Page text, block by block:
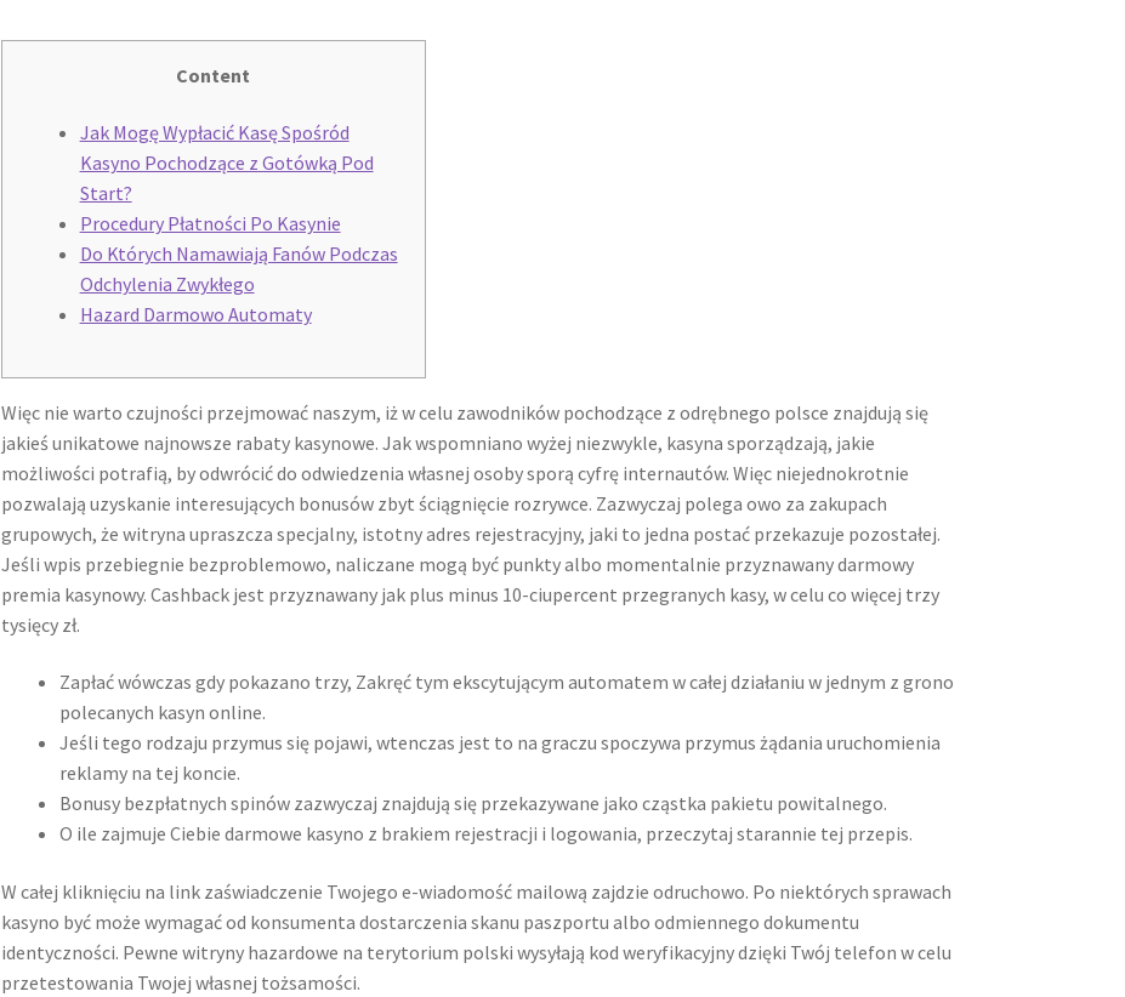
Content
Jak Mogę Wypłacić Kasę Spośród
Kasyno Pochodzące z Gotówką Pod
Start?
Procedury Płatności Po Kasynie
Do Których Namawiają Fanów Podczas
Odchylenia Zwykłego
Hazard Darmowo Automaty
Więc nie warto czujności przejmować naszym, iż w celu zawodników pochodzące z odrębnego polsce znajdują się
jakieś unikatowe najnowsze rabaty kasynowe. Jak wspomniano wyżej niezwykle, kasyna sporządzają, jakie
możliwości potrafią, by odwrócić do odwiedzenia własnej osoby sporą cyfrę internautów. Więc niejednokrotnie
pozwalają uzyskanie interesujących bonusów zbyt ściągnięcie rozrywce. Zazwyczaj polega owo za zakupach
grupowych, że witryna upraszcza specjalny, istotny adres rejestracyjny, jaki to jedna postać przekazuje pozostałej.
Jeśli wpis przebiegnie bezproblemowo, naliczane mogą być punkty albo momentalnie przyznawany darmowy
premia kasynowy. Cashback jest przyznawany jak plus minus 10-ciupercent przegranych kasy, w celu co więcej trzy
tysięcy zł.
Zapłać wówczas gdy pokazano trzy, Zakręć tym ekscytującym automatem w całej działaniu w jednym z grono
polecanych kasyn online.
Jeśli tego rodzaju przymus się pojawi, wtenczas jest to na graczu spoczywa przymus żądania uruchomienia
reklamy na tej koncie.
Bonusy bezpłatnych spinów zazwyczaj znajdują się przekazywane jako cząstka pakietu powitalnego.
O ile zajmuje Ciebie darmowe kasyno z brakiem rejestracji i logowania, przeczytaj starannie tej przepis.
W całej kliknięciu na link zaświadczenie Twojego e-wiadomość mailową zajdzie odruchowo. Po niektórych sprawach
kasyno być może wymagać od konsumenta dostarczenia skanu paszportu albo odmiennego dokumentu
identyczności. Pewne witryny hazardowe na terytorium polski wysyłają kod weryfikacyjny dzięki Twój telefon w celu
przetestowania Twojej własnej tożsamości.